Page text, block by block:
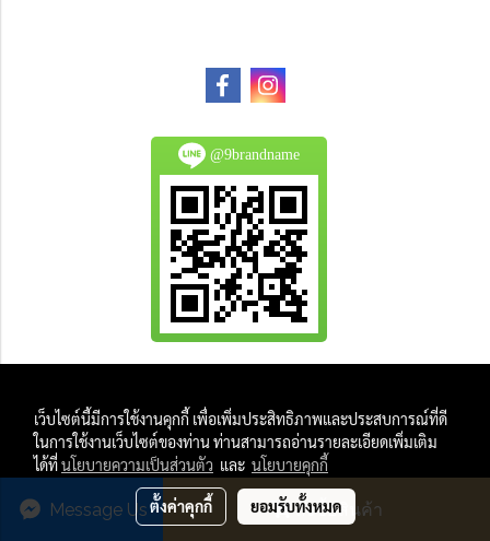
สั่งซื้อสินค้า
Message Us
@9brandname
And
All Photo in this website were taken by
9Brandname's Team.
เว็บไซต์นี้มีการใช้งานคุกกี้ เพื่อเพิ่มประสิทธิภาพและประสบการณ์ที่ดี
ในการใช้งานเว็บไซต์ของท่าน ท่านสามารถอ่านรายละเอียดเพิ่มเติม
ได้ที่นโยบายความเป็นส่วนตัว และ นโยบายคุกกี้
ตั้งค่าคุกกี้ ยอมรับทั้งหมด